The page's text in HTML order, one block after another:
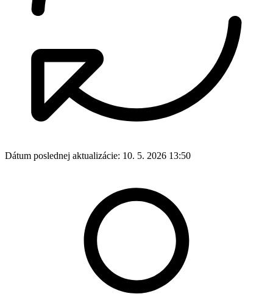
Dátum poslednej aktualizácie: 10. 5. 2026 13:50